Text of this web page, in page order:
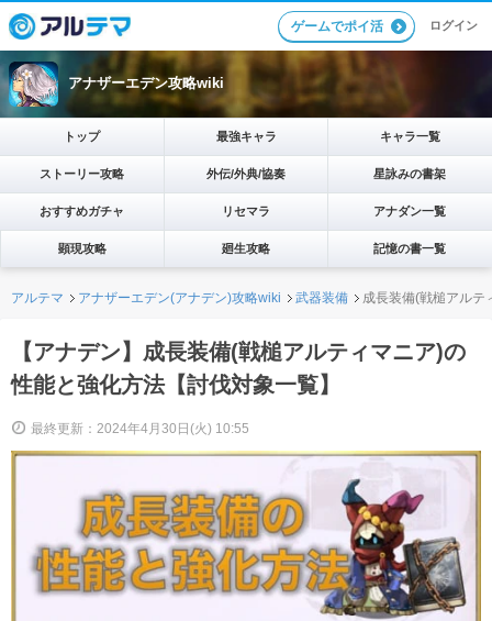
ゲームでポイ活 ログイン
アナザーエデン攻略wiki
トップ 最強キャラ キャラ一覧
ストーリー攻略 外伝/外典/協奏 星詠みの書架
おすすめガチャ リセマラ アナダン一覧
顕現攻略 廻生攻略 記憶の書一覧
アルテマ アナザーエデン(アナデン)攻略wiki 武器装備 成長装備(戦槌アルテ
【アナデン】成長装備(戦槌アルティマニア)の
性能と強化方法【討伐対象一覧】
最終更新：2024年4月30日(火) 10:55